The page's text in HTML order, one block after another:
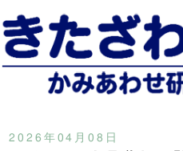
2026年04月08日